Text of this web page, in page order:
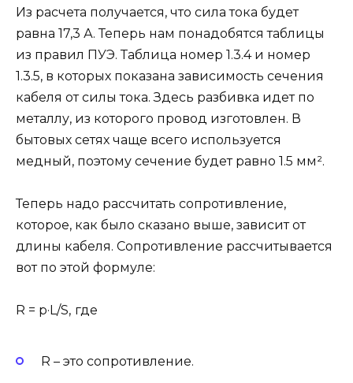
Из расчета получается, что сила тока будет
равна 17,3 А. Теперь нам понадобятся таблицы
из правил ПУЭ. Таблица номер 1.3.4 и номер
1.3.5, в которых показана зависимость сечения
кабеля от силы тока. Здесь разбивка идет по
металлу, из которого провод изготовлен. В
бытовых сетях чаще всего используется
медный, поэтому сечение будет равно 1.5 мм².
Теперь надо рассчитать сопротивление,
которое, как было сказано выше, зависит от
длины кабеля. Сопротивление рассчитывается
вот по этой формуле:
R = p·L/S, где
R – это сопротивление.